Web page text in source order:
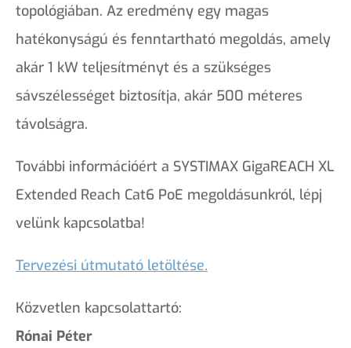
topológiában. Az eredmény egy magas
hatékonyságú és fenntartható megoldás, amely
akár 1 kW teljesítményt és a szükséges
sávszélességet biztosítja, akár 500 méteres
távolságra.
További információért a SYSTIMAX GigaREACH XL
Extended Reach Cat6 PoE megoldásunkról, lépj
velünk kapcsolatba!
Tervezési útmutató letöltése.
Közvetlen kapcsolattartó:
Rónai Péter